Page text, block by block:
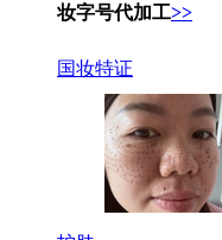
妆字号代加工>>
国妆特证